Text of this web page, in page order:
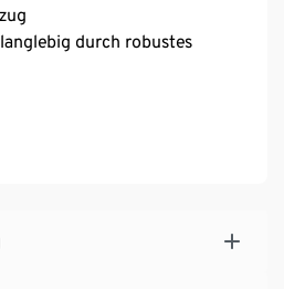
durch robustes